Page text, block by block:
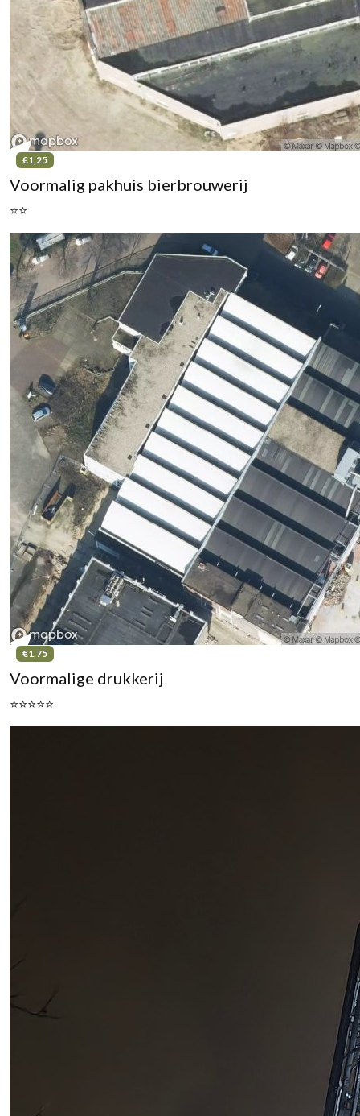
€1,25
Voormalig pakhuis bierbrouwerij
⭐⭐
€1,75
Voormalige drukkerij
⭐⭐⭐⭐⭐